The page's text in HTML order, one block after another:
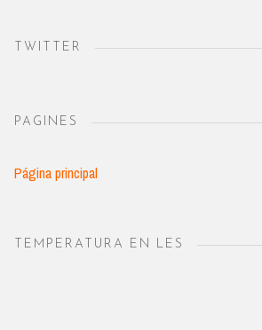
TWITTER
PAGINES
Página principal
TEMPERATURA EN LES